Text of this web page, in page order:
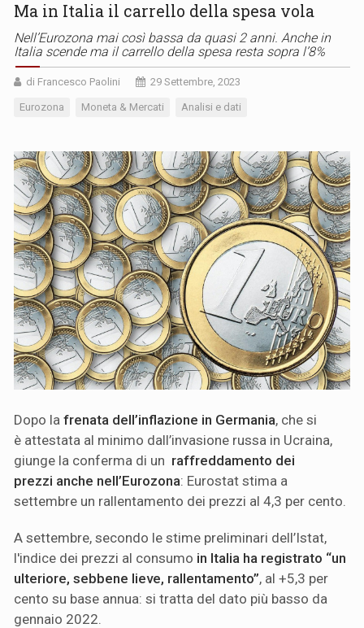
Ma in Italia il carrello della spesa vola
Nell’Eurozona mai così bassa da quasi 2 anni. Anche in
Italia scende ma il carrello della spesa resta sopra l’8%
di Francesco Paolini 29 Settembre, 2023
Eurozona Moneta & Mercati Analisi e dati
Dopo la frenata dell’inflazione in Germania, che si
è attestata al minimo dall’invasione russa in Ucraina,
giunge la conferma di un raffreddamento dei
prezzi anche nell’Eurozona: Eurostat stima a
settembre un rallentamento dei prezzi al 4,3 per cento.
A settembre, secondo le stime preliminari dell’Istat,
l'indice dei prezzi al consumo in Italia ha registrato “un
ulteriore, sebbene lieve, rallentamento”, al +5,3 per
cento su base annua: si tratta del dato più basso da
gennaio 2022.